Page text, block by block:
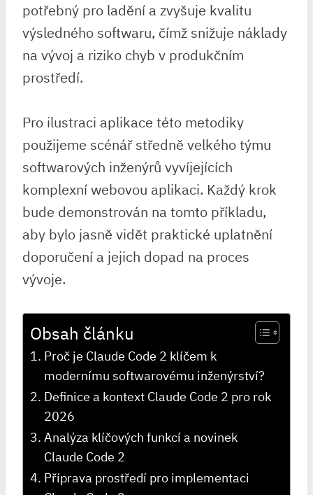
potřebný pro⁣ ladění a zvyšuje kvalitu
výsledného softwaru, čímž snižuje náklady
na vývoj a riziko chyb⁣ v produkčním
prostředí.
Pro ilustraci aplikace této metodiky
použijeme scénář ⁣středně velkého týmu⁤
softwarových inženýrů vyvíjejících
komplexní⁢ webovou aplikaci. Každý krok
bude demonstrován na tomto příkladu,
aby bylo jasně ⁢vidět⁢ praktické uplatnění
doporučení a jejich dopad na proces
vývoje.
Obsah článku
Proč je Claude Code 2 klíčem k
modernímu softwarovému inženýrství?
Definice a kontext Claude Code 2 pro rok
2026
Analýza klíčových funkcí a novinek
Claude Code 2
Příprava prostředí pro implementaci